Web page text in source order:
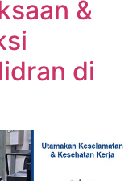
&
di